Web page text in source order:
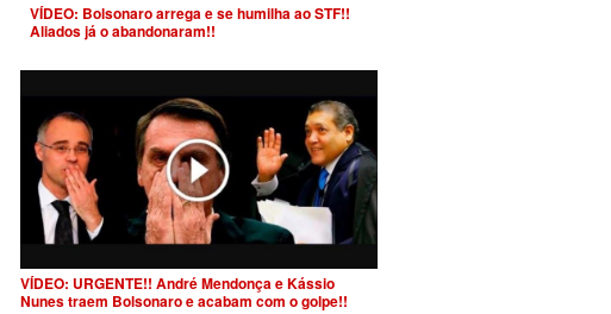
VÍDEO: Bolsonaro arrega e se humilha ao STF!!
Aliados já o abandonaram!!
VÍDEO: URGENTE!! André Mendonça e Kássio
Nunes traem Bolsonaro e acabam com o golpe!!